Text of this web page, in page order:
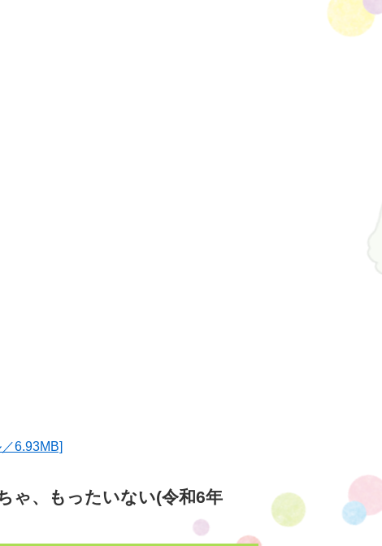
6.93MB]
ゃ、もったいない(令和6年